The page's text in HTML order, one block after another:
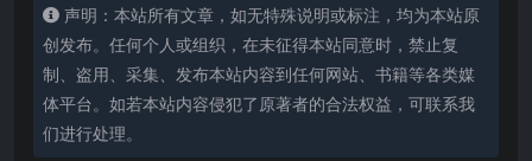
声明：本站所有文章，如无特殊说明或标注，均为本站原
创发布。任何个人或组织，在未征得本站同意时，禁止复
制、盗用、采集、发布本站内容到任何网站、书籍等各类媒
体平台。如若本站内容侵犯了原著者的合法权益，可联系我
们进行处理。